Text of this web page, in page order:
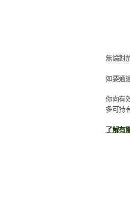
無論對
如要通
你向有
多可持
了解有